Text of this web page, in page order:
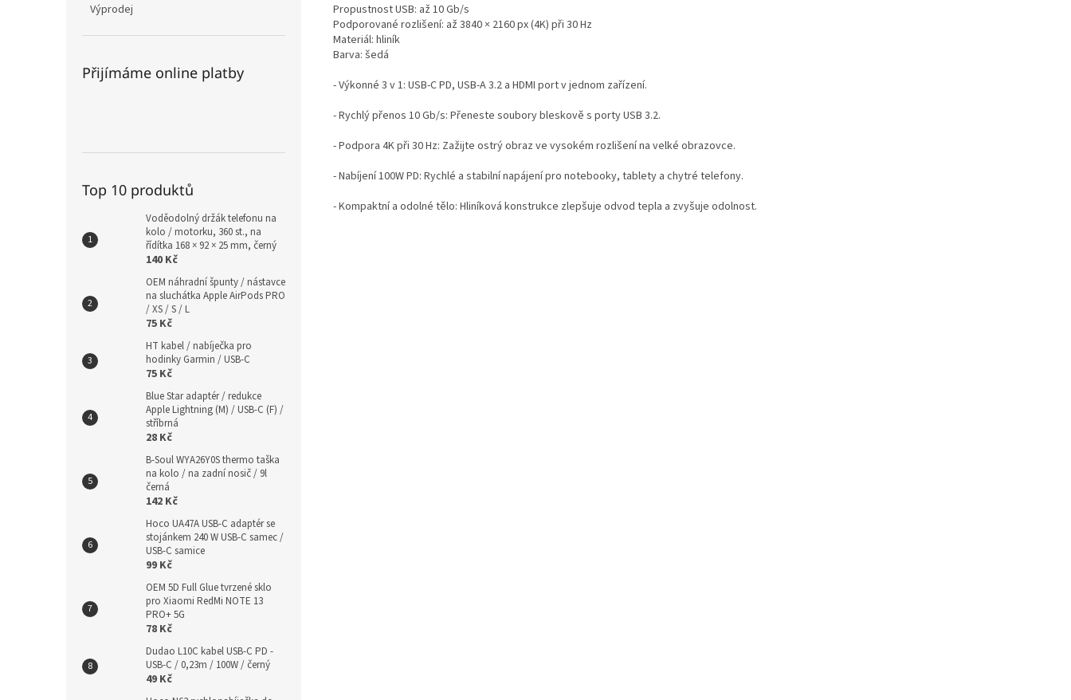
Výprodej
Přijímáme online platby
Top 10 produktů
Voděodolný držák telefonu na
kolo / motorku, 360 st., na
řídítka 168 × 92 × 25 mm, černý
140 Kč
OEM náhradní špunty / nástavce
na sluchátka Apple AirPods PRO
/ XS / S / L
75 Kč
HT kabel / nabíječka pro
hodinky Garmin / USB-C
75 Kč
Blue Star adaptér / redukce
Apple Lightning (M) / USB-C (F) /
stříbrná
28 Kč
B-Soul WYA26Y0S thermo taška
na kolo / na zadní nosič / 9l
černá
142 Kč
Hoco UA47A USB-C adaptér se
stojánkem 240 W USB-C samec /
USB-C samice
99 Kč
OEM 5D Full Glue tvrzené sklo
pro Xiaomi RedMi NOTE 13
PRO+ 5G
78 Kč
Dudao L10C kabel USB-C PD -
USB-C / 0,23m / 100W / černý
49 Kč
Propustnost USB: až 10 Gb/s
Podporované rozlišení: až 3840 × 2160 px (4K) při 30 Hz
Materiál: hliník
Barva: šedá
- Výkonné 3 v 1: USB-C PD, USB-A 3.2 a HDMI port v jednom zařízení.
- Rychlý přenos 10 Gb/s: Přeneste soubory bleskově s porty USB 3.2.
- Podpora 4K při 30 Hz: Zažijte ostrý obraz ve vysokém rozlišení na velké obrazovce.
- Nabíjení 100W PD: Rychlé a stabilní napájení pro notebooky, tablety a chytré telefony.
- Kompaktní a odolné tělo: Hliníková konstrukce zlepšuje odvod tepla a zvyšuje odolnost.